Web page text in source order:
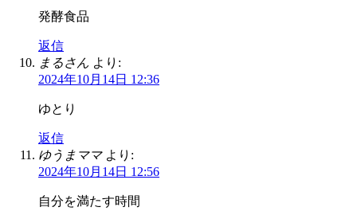
発酵食品
返信
まるさん より:
2024年10月14日 12:36
ゆとり
返信
ゆうまママ より:
2024年10月14日 12:56
自分を満たす時間